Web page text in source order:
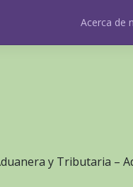
Acerca de
y Tributaria –